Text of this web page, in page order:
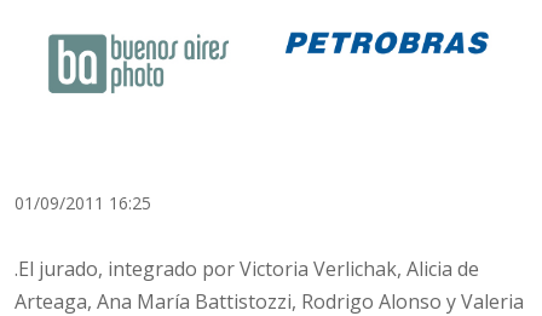
01/09/2011 16:25
.El jurado, integrado por Victoria Verlichak, Alicia de
Arteaga, Ana María Battistozzi, Rodrigo Alonso y Valeria